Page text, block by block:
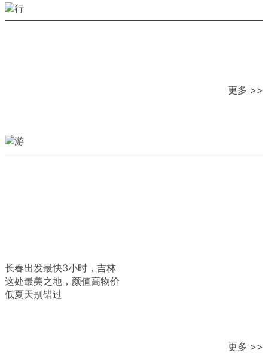
更多 >>
长春出发最快3小时，吉林
这处最美之地，颜值高物价
低夏天别错过
更多 >>